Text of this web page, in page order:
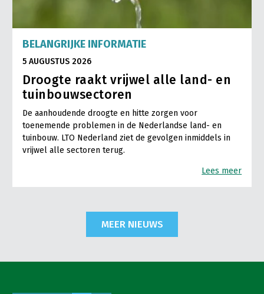
BELANGRIJKE INFORMATIE
5 AUGUSTUS 2026
Droogte raakt vrijwel alle land- en
tuinbouwsectoren
De aanhoudende droogte en hitte zorgen voor
toenemende problemen in de Nederlandse land- en
tuinbouw. LTO Nederland ziet de gevolgen inmiddels in
vrijwel alle sectoren terug.
Lees meer
MEER NIEUWS